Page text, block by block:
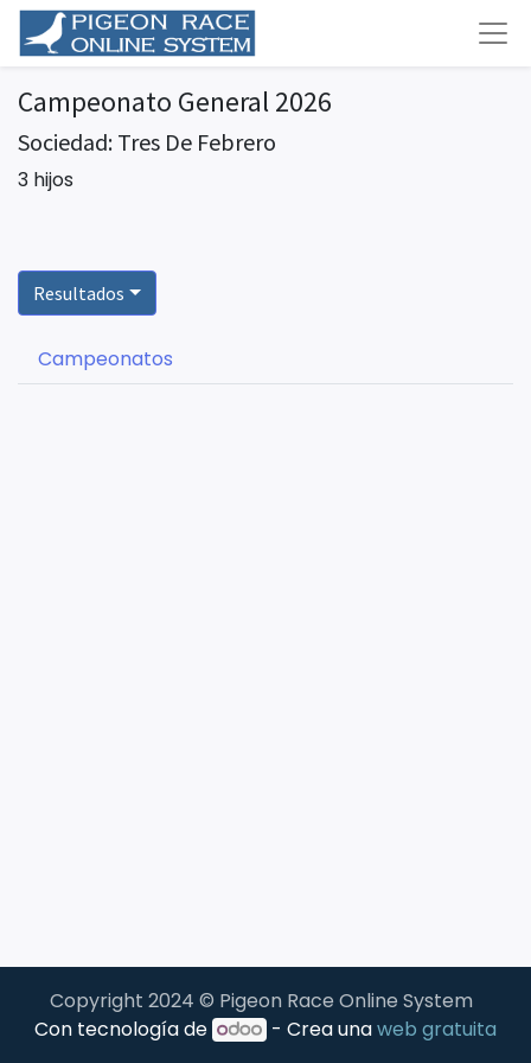
Campeonato General 2026
Sociedad: Tres De Febrero
3 hijos
Resultados
Campeonatos
Copyright 2024 © Pigeon Race Online System
Con tecnología de
- Crea unaweb gratuita